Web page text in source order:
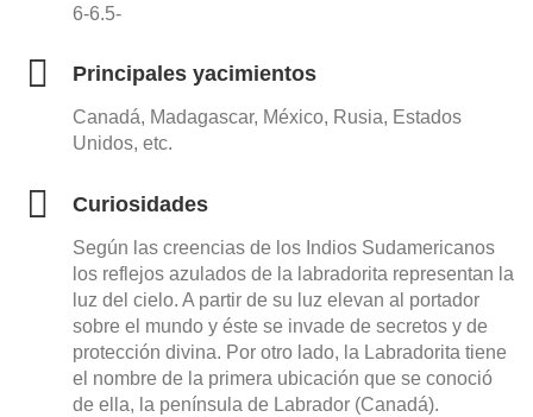
6-6.5-
Principales yacimientos
Canadá, Madagascar, México, Rusia, Estados
Unidos, etc.
Curiosidades
Según las creencias de los Indios Sudamericanos
los reflejos azulados de la labradorita representan la
luz del cielo. A partir de su luz elevan al portador
sobre el mundo y éste se invade de secretos y de
protección divina. Por otro lado, la Labradorita tiene
el nombre de la primera ubicación que se conoció
de ella, la península de Labrador (Canadá).